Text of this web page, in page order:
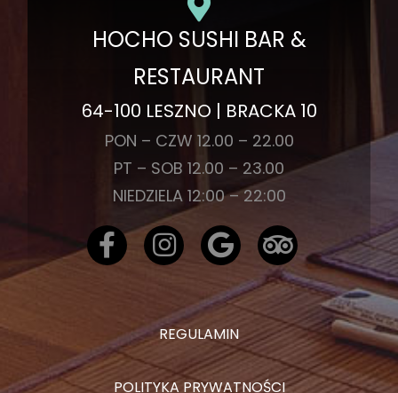
HOCHO SUSHI BAR &
RESTAURANT
64-100 LESZNO | BRACKA 10
PON – CZW 12.00 – 22.00
PT – SOB 12.00 – 23.00
NIEDZIELA 12:00 – 22:00
REGULAMIN
POLITYKA PRYWATNOŚCI